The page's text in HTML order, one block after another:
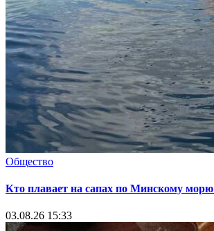
Общество
Кто плавает на сапах по Минскому морю
03.08.26 15:33